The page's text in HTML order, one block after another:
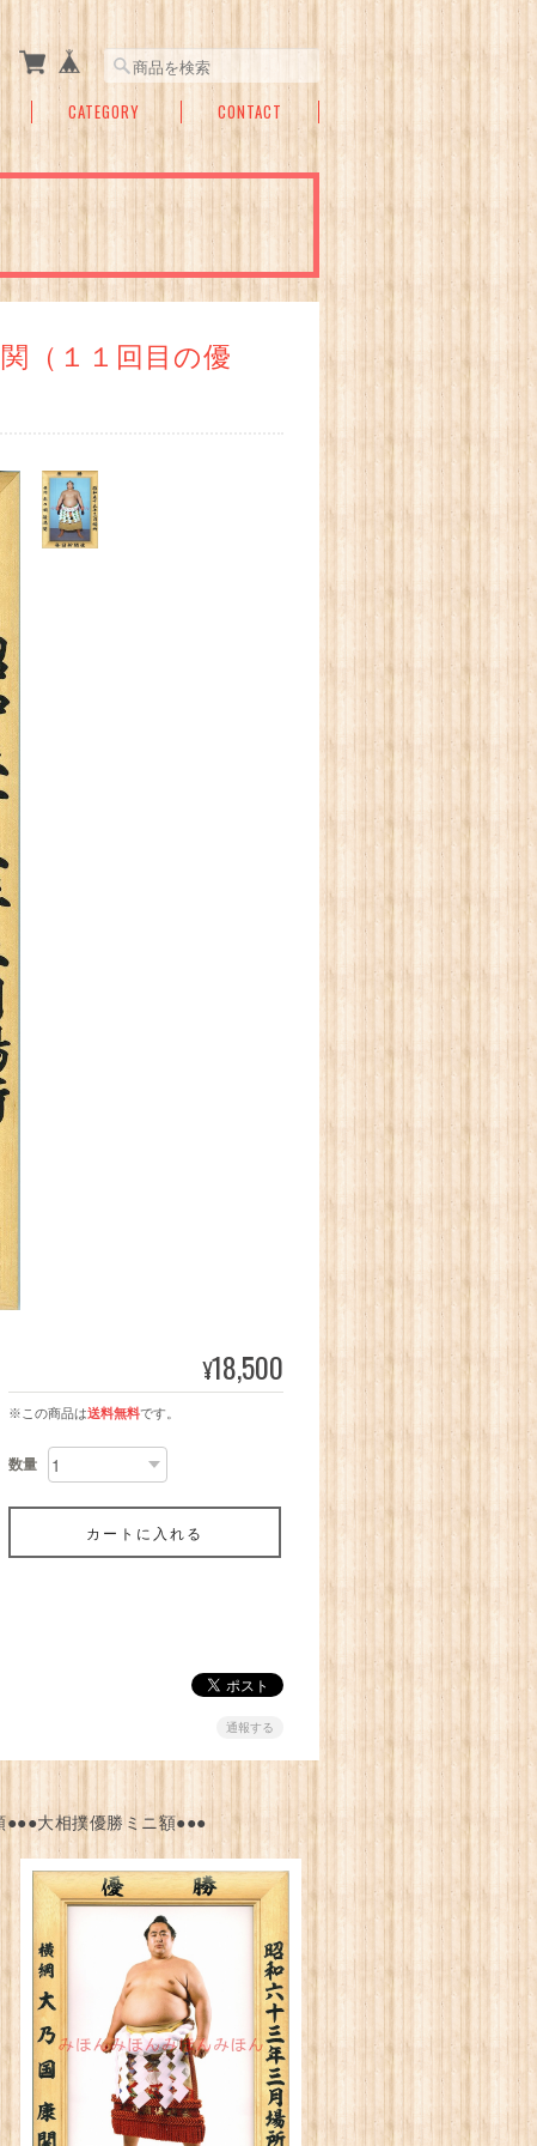
CATEGORY CONTACT
（１１回目の優
¥18,500
※この商品は送料無料です。
数量
カートに入れる
通報する
大相撲優勝ミニ額●●●